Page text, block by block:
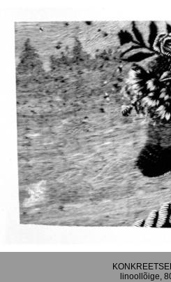
linoollõige,